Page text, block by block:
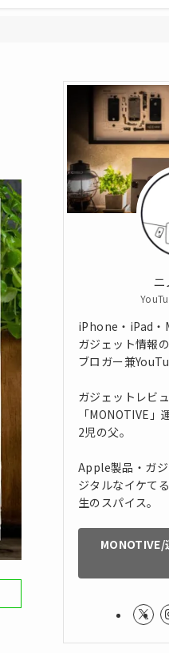
iPhone・iPad・
ガジェット情報
ブロガー兼
ガジェットレビ
「MONOTIVE
2児の父。
Apple製品・ガ
ジタルなイケて
生のスパイス。
MONOTIVE/